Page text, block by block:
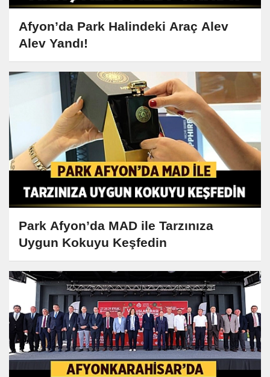
Afyon’da Park Halindeki Araç Alev
Alev Yandı!
Park Afyon’da MAD ile Tarzınıza
Uygun Kokuyu Keşfedin